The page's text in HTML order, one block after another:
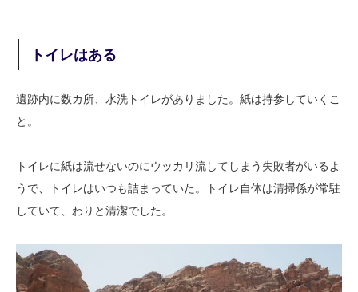
トイレはある
遺跡内に数カ所、水洗トイレがありました。紙は持参していくこ
と。
トイレに紙は流せないのにウッカリ流してしまう失敗者がいるよ
うで、トイレはいつも詰まっていた。トイレ自体は清掃係が常駐
していて、わりと清潔でした。